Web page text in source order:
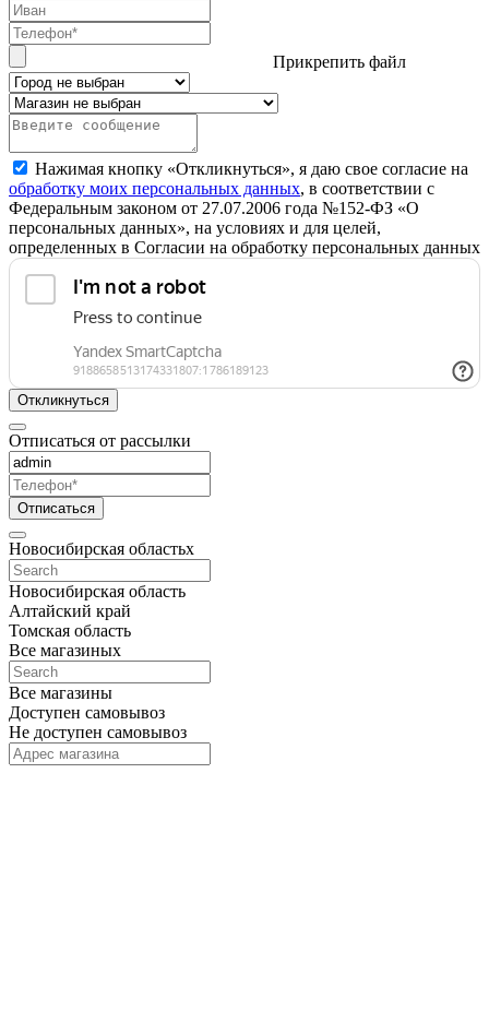
Прикрепить файл
Нажимая кнопку «Откликнуться», я даю свое согласие на
обработку моих персональных данных, в соответствии с
Федеральным законом от 27.07.2006 года №152-ФЗ «О
персональных данных», на условиях и для целей,
определенных в Согласии на обработку персональных данных
Откликнуться
Отписаться от рассылки
Отписаться
Новосибирская областьx
Новосибирская область
Алтайский край
Томская область
Все магазиныx
Все магазины
Доступен самовывоз
Не доступен самовывоз